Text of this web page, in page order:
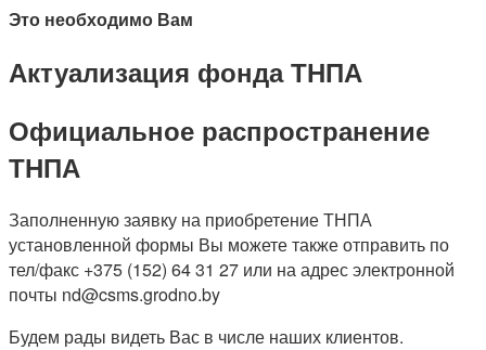
Это необходимо Вам
Актуализация фонда ТНПА
Официальное распространение
ТНПА
Заполненную заявку на приобретение ТНПА
установленной формы Вы можете также отправить по
тел/факс +375 (152) 64 31 27 или на адрес электронной
почты nd@csms.grodno.by
Будем рады видеть Вас в числе наших клиентов.